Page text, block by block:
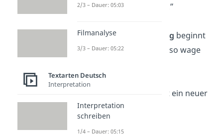
Licht und Hoffnung.”
„Der Weg zum Erfolg beginnt
mit einem Schritt, also wage
„In jedem Ende liegt ein neuer
Anfangverborgen.”
2/3 – Dauer: 05:03
Filmanalyse
3/3 – Dauer: 05:22
Textarten Deutsch
Interpretation
Interpretation
schreiben
1/4 – Dauer: 05:15